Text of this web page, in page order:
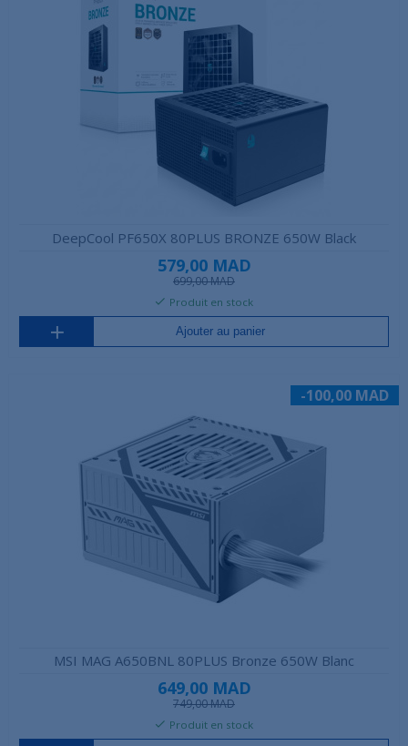
DeepCool PF650X 80PLUS BRONZE 650W Black
579,00 MAD
699,00 MAD
Produit en stock
Ajouter au panier
-100,00 MAD
MSI MAG A650BNL 80PLUS Bronze 650W Blanc
649,00 MAD
749,00 MAD
Produit en stock